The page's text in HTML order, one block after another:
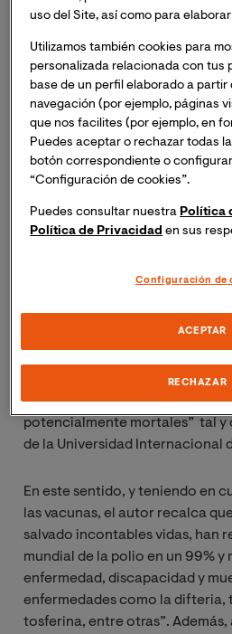
2016, México registró un total
los 0 de Uruguay, tal y como
Controversias en
elaborado por la
Valencia (VIU).
En dicho informe, elaborado
Bermejo, profesor delMáster
Comunicación Social de la
de la Universidad
concepto vacunas como
contienen uno o varios
estímulo inmunitario
inmunitario y previniendo
potencialmente mortales” tal y
de la Universidad Internacional
En este sentido, y teniendo en
las vacunas, el autor recalca
salvado incontables vidas, han
mundial de la polio en un 99% y
enfermedad, discapacidad y
enfermedades como la difteria,
tosferina, entre otras”.
uso del Site, así como para
Utilizamos también cookies para
personalizada relacionada con tus
base de un perfil elaborado a partir
navegación (por ejemplo, páginas
que nos facilites (por ejemplo, en
Puedes aceptar o rechazar todas
botón correspondiente o
“Configuración de cookies”.
Puedes consultar nuestra Política
Política de Privacidad en sus
Configuración de
RECHAZAR
ACEPTAR